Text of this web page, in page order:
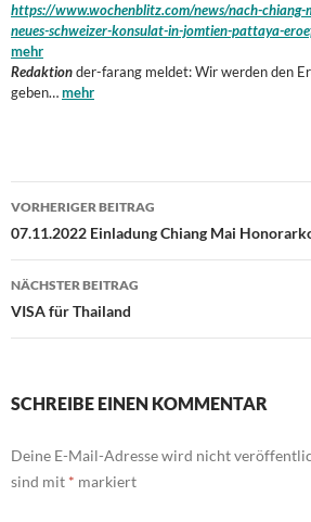
https://www.wochenblitz.com/news/nach-
neues-schweizer-konsulat-in-jomtien-pattaya-
mehr
Redaktionder-farang meldet: Wir werden den
geben…mehr
Beitragsnavigation
VORHERIGER BEITRAG
07.11.2022 Einladung Chiang Mai
NÄCHSTER BEITRAG
VISA für Thailand
SCHREIBE EINEN KOMMENTAR
Deine E-Mail-Adresse wird nicht
sind mit * markiert